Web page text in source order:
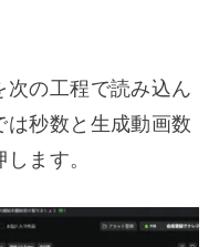
の工程で読み込ん
秒数と生成動画数
ます。